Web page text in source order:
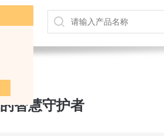
送器
智慧守护者